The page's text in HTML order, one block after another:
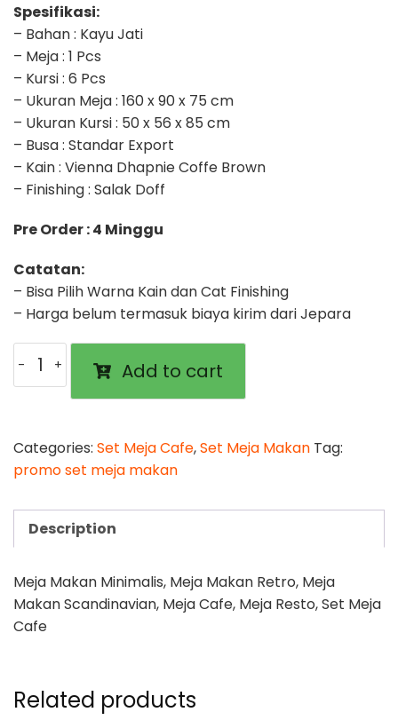
Spesifikasi:
– Bahan : Kayu Jati
– Meja : 1 Pcs
– Kursi : 6 Pcs
– Ukuran Meja : 160 x 90 x 75 cm
– Ukuran Kursi : 50 x 56 x 85 cm
– Busa : Standar Export
– Kain : Vienna Dhapnie Coffe Brown
– Finishing : Salak Doff
Pre Order : 4 Minggu
Catatan:
– Bisa Pilih Warna Kain dan Cat Finishing
– Harga belum termasuk biaya kirim dari Jepara
Meja
quantity
Add to cart
Categories: Set Meja Cafe,Set Meja Makan Tag:
promo set meja makan
Description
Meja Makan Minimalis, Meja Makan Retro, Meja
Makan Scandinavian, Meja Cafe, Meja Resto, Set Meja
Cafe
Related products